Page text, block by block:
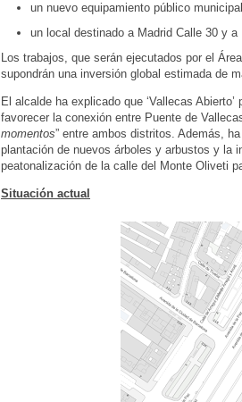
un nuevo equipamiento público
un local destinado a Madrid Calle 30 y a
Los trabajos, que serán ejecutados por el
supondrán una inversión global estimada de
El alcalde ha explicado que ‘Vallecas Abierto’
favorecer la conexión entre Puente de
momentos” entre ambos distritos. Además,
plantación de nuevos árboles y arbustos y la
peatonalización de la calle del Monte Oliveti
Situación actual